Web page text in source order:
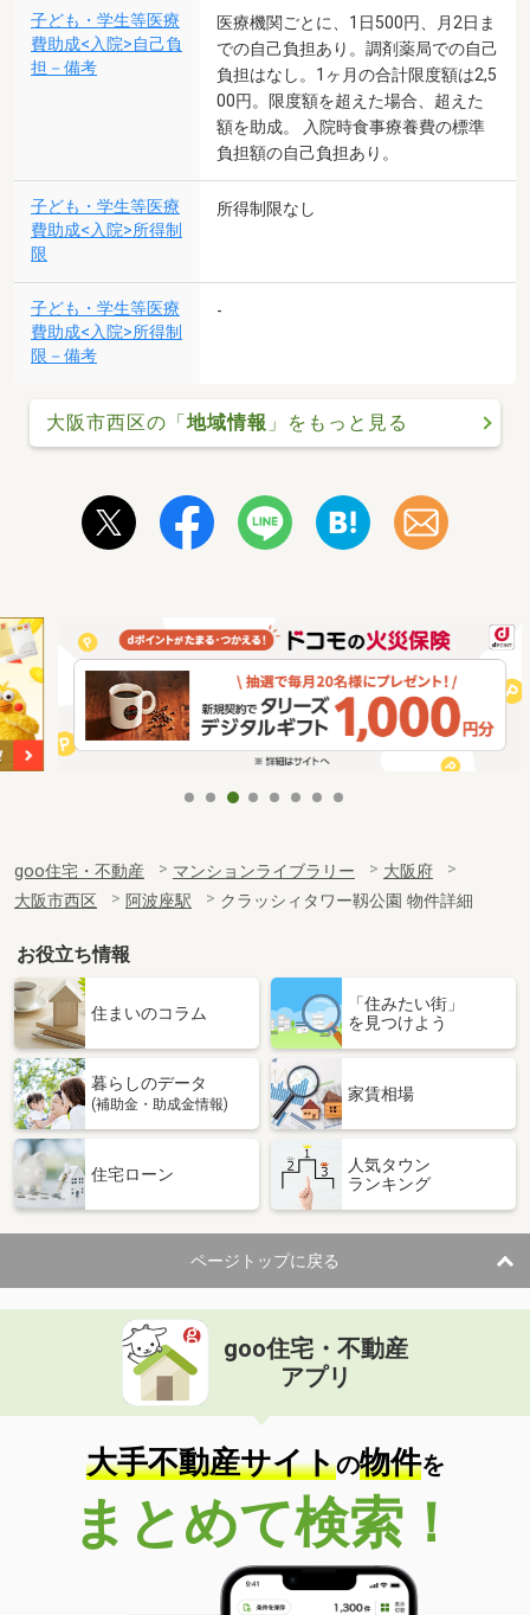
子ども・学生等医療
費助成<入院>自己負
担－備考
医療機関ごとに、1日500円、月2日ま
での自己負担あり。調剤薬局での自己
負担はなし。1ヶ月の合計限度額は2,5
00円。限度額を超えた場合、超えた
額を助成。 入院時食事療養費の標準
負担額の自己負担あり。
子ども・学生等医療
費助成<入院>所得制
限
所得制限なし
子ども・学生等医療
費助成<入院>所得制
限－備考
-
大阪市西区の「 地域情報 」をもっと見る
goo住宅・不動産 マンションライブラリー
大阪府
大阪市西区
阿波座駅 クラッシィタワー靱公園 物件詳細
お役立ち情報
住まいのコラム
「住みたい街」
を見つけよう
暮らしのデータ
(補助金・助成金情報)
家賃相場
住宅ローン
人気タウン
ランキング
ページトップに戻る
goo住宅・不動産
アプリ
大手不動産サイトの物件を
まとめて検索！